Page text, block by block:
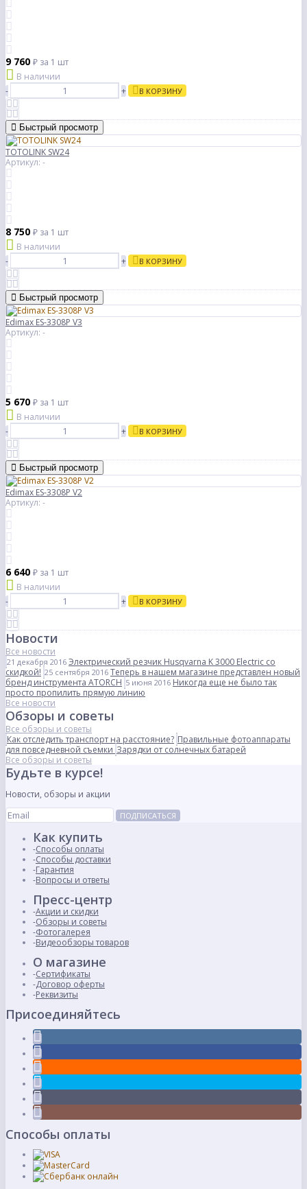
9 760 ₽ за 1 шт
В наличии
-
+ В КОРЗИНУ
Быстрый просмотр
TOTOLINK SW24
Артикул: -
8 750 ₽ за 1 шт
В наличии
-
+ В КОРЗИНУ
Быстрый просмотр
Edimax ES-3308P V3
Артикул: -
5 670 ₽ за 1 шт
В наличии
-
+ В КОРЗИНУ
Быстрый просмотр
Edimax ES-3308P V2
Артикул: -
6 640 ₽ за 1 шт
В наличии
-
+ В КОРЗИНУ
Новости
Все новости
21 декабря 2016 Электрический резчик Husqvarna K 3000 Electric со
скидкой! 25 сентября 2016 Теперь в нашем магазине представлен новый
бренд инструмента ATORCH 5 июня 2016 Никогда еще не было так
просто пропилить прямую линию
Все новости
Обзоры и советы
Все обзоры и советы
Как отследить транспорт на расстояние? Правильные фотоаппараты
для повседневной съемки Зарядки от солнечных батарей
Все обзоры и советы
Будьте в курсе!
Новости, обзоры и акции
ПОДПИСАТЬСЯ
Как купить
Способы оплаты
Способы доставки
Гарантия
Вопросы и ответы
Пресс-центр
Акции и скидки
Обзоры и советы
Фотогалерея
Видеообзоры товаров
О магазине
Сертификаты
Договор оферты
Реквизиты
Присоединяйтесь
Способы оплаты